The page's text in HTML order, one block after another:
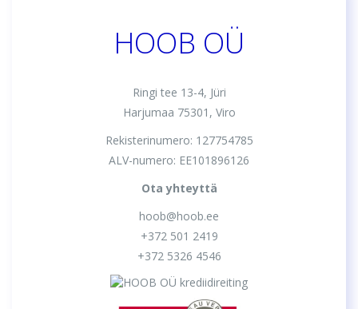
HOOB OÜ
Ringi tee 13-4, Jüri
Harjumaa 75301, Viro
Rekisterinumero: 127754785
ALV-numero: EE101896126
Ota yhteyttä
hoob@hoob.ee
+372 501 2419
+372 5326 4546